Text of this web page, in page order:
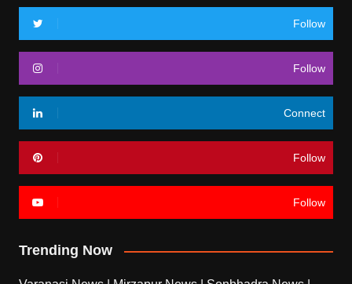
Follow
Follow
Connect
Follow
Follow
Trending Now